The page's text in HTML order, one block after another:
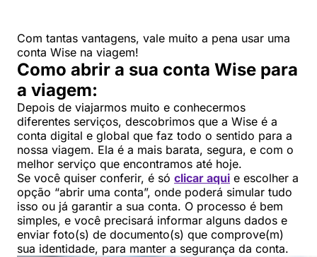
Com tantas vantagens, vale muito a pena usar uma
conta Wise na viagem!
Como abrir a sua conta Wise para
a viagem:
Depois de viajarmos muito e conhecermos
diferentes serviços, descobrimos que a Wise é a
conta digital e global que faz todo o sentido para a
nossa viagem. Ela é a mais barata, segura, e com o
melhor serviço que encontramos até hoje.
Se você quiser conferir, é só clicar aqui e escolher a
opção “abrir uma conta”, onde poderá simular tudo
isso ou já garantir a sua conta. O processo é bem
simples, e você precisará informar alguns dados e
enviar foto(s) de documento(s) que comprove(m)
sua identidade, para manter a segurança da conta.